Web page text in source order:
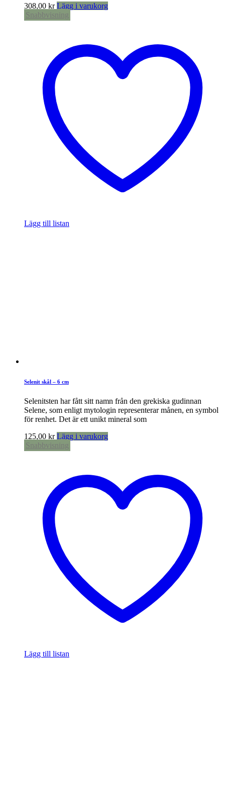
308,00 kr Lägg i varukorg
Snabbvisning
Lägg till listan
Selenit skål – 6 cm
Selenitsten har fått sitt namn från den grekiska gudinnan
Selene, som enligt mytologin representerar månen, en symbol
för renhet. Det är ett unikt mineral som
125,00 kr Lägg i varukorg
Snabbvisning
Lägg till listan